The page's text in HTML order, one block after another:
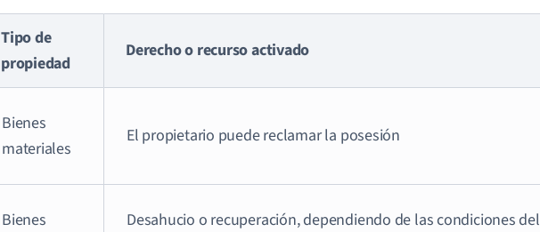
Tipo de
propiedad
Derecho o recurso activado
Bienes
materiales
El propietario puede reclamar la posesión
Bienes
Desahucio o recuperación, dependiendo de las condiciones del